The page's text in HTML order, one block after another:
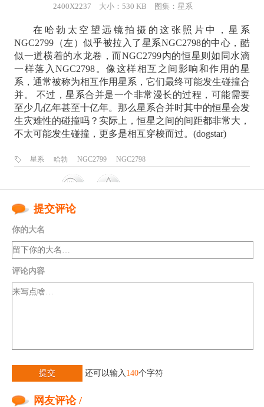
2400X2237 大小：530 KB 图集： 星系
在哈勃太空望远镜拍摄的这张照片中，星系
NGC2799（左）似乎被拉入了星系NGC2798的中心，酷
似一道横着的水龙卷，而NGC2799内的恒星则如同水滴
一样落入NGC2798。像这样相互之间影响和作用的星
系，通常被称为相互作用星系，它们最终可能发生碰撞合
并。 不过，星系合并是一个非常漫长的过程，可能需要
至少几亿年甚至十亿年。那么星系合并时其中的恒星会发
生灾难性的碰撞吗？实际上，恒星之间的间距都非常大，
不太可能发生碰撞，更多是相互穿梭而过。(dogstar)
星系 哈勃 NGC2799 NGC2798
提交评论
你的大名
评论内容
提交 还可以输入 140个字符
网友评论 /